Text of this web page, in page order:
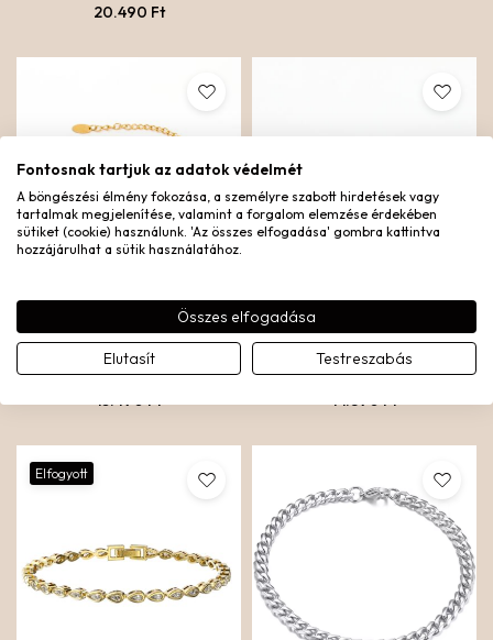
20.490 Ft
SERPENTINE KARKÖTŐ
Aranyozott nemesacél
15.490Ft
RUSTIC CUFF KARKÖTŐ
Aranyozott nemesacél
14.890Ft
Elfogyott
Fontosnak tartjuk az adatok védelmét
A böngészési élmény fokozása, a személyre szabott hirdetések vagy
tartalmak megjelenítése, valamint a forgalom elemzése érdekében
sütiket (cookie) használunk. 'Az összes elfogadása' gombra kattintva
hozzájárulhat a sütik használatához.
Összes elfogadása
Elutasít Testreszabás